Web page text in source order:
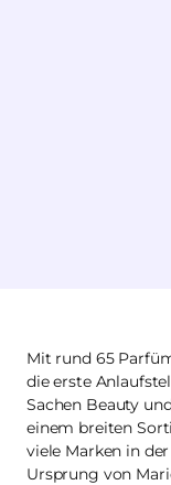
Mit rund 65
die erste
Sachen Beauty
einem breiten
viele Marken in
Ursprung von